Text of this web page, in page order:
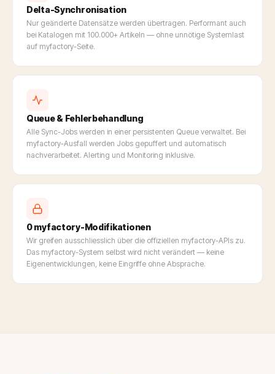
Delta-Synchronisation
Nur geänderte Datensätze werden übertragen. Performant auch
bei Katalogen mit 100.000+ Artikeln — ohne unnötige Systemlast
auf myfactory-Seite.
Queue & Fehlerbehandlung
Alle Sync-Jobs werden in einer persistenten Queue verwaltet. Bei
myfactory-Ausfall werden Jobs gepuffert und automatisch
nachverarbeitet. Alerting und Monitoring inklusive.
0 myfactory-Modifikationen
Wir greifen ausschliesslich über die offiziellen myfactory-APIs zu.
Das myfactory-System selbst wird nicht verändert — keine
Eigenentwicklungen, keine Eingriffe ohne Absprache.